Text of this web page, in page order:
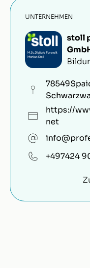
UNTERNEHMEN
stoll
78549
https://
net
+497424